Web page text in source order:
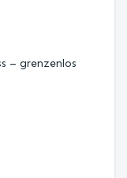
– grenzenlos